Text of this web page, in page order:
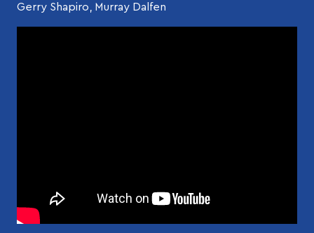
Gerry Shapiro, Murray Dalfen